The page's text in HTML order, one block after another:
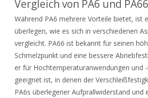
Vergleich von PA6 und PA66
Während PA6 mehrere Vorteile bietet, ist
überlegen, wie es sich in verschiedenen
vergleicht. PA66 ist bekannt für seinen
Schmelzpunkt und eine bessere
er für Hochtemperaturanwendungen und
geeignet ist, in denen der
PA6s überlegener Aufprallwiderstand und